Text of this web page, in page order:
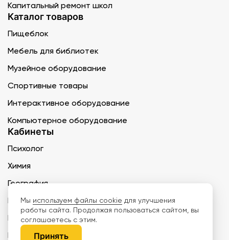
Капитальный ремонт школ
Каталог товаров
Пищеблок
Мебель для библиотек
Музейное оборудование
Спортивные товары
Интерактивное оборудование
Компьютерное оборудование
Кабинеты
Психолог
Химия
География
Музыка
ИЗО
Медкабинет
Мы используем файлы cookie для улучшения
работы сайта. Продолжая пользоваться сайтом, вы
соглашаетесь с этим.
Принять